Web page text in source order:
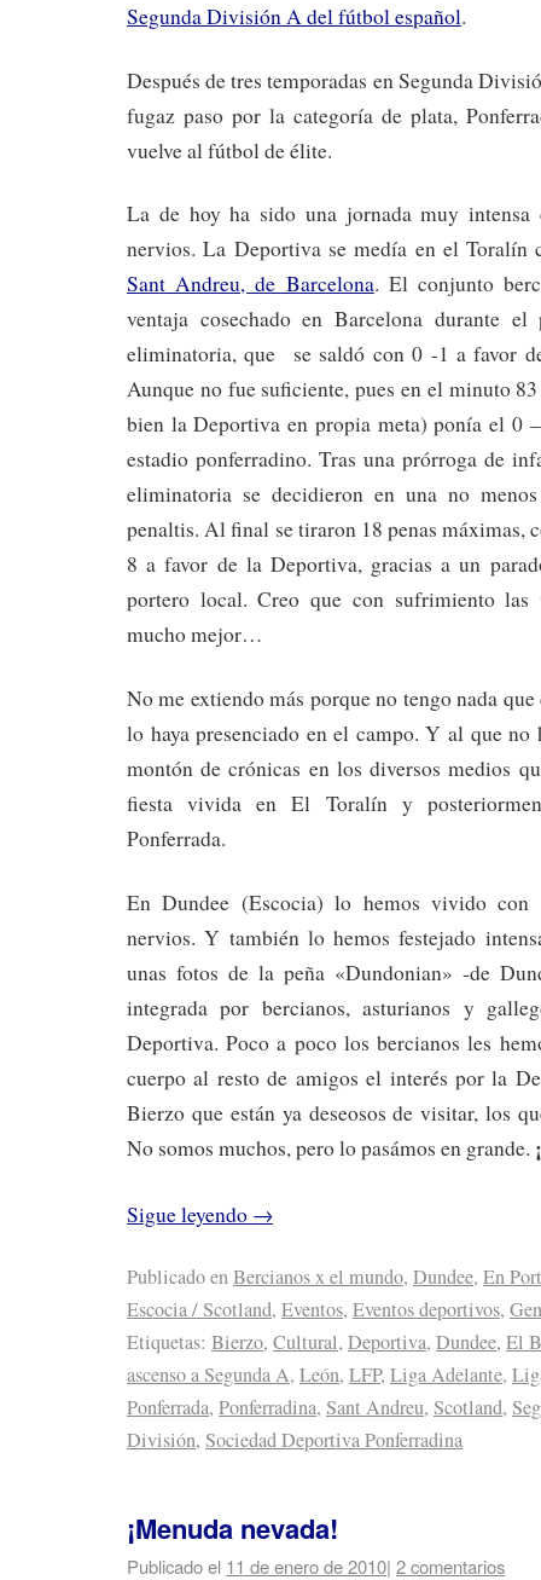
Segunda División A del fútbol español.
Después de tres temporadas en Segunda
fugaz paso por la categoría de plata,
vuelve al fútbol de élite.
La de hoy ha sido una jornada muy intensa
nervios. La Deportiva se medía en el
Sant Andreu, de Barcelona. El conjunto
ventaja cosechado en Barcelona durante
eliminatoria, que se saldó con 0 -1 a favor
Aunque no fue suficiente, pues en el minuto
bien la Deportiva en propia meta) ponía el 0
estadio ponferradino. Tras una prórroga de
eliminatoria se decidieron en una no
penaltis. Al final se tiraron 18 penas máximas,
8 a favor de la Deportiva, gracias a un
portero local. Creo que con sufrimiento las
mucho mejor…
No me extiendo más porque no tengo nada
lo haya presenciado en el campo. Y al que no
montón de crónicas en los diversos medios
fiesta vivida en El Toralín y
Ponferrada.
En Dundee (Escocia) lo hemos vivido con
nervios. Y también lo hemos festejado
unas fotos de la peña «Dundonian» -de
integrada por bercianos, asturianos y
Deportiva. Poco a poco los bercianos les
cuerpo al resto de amigos el interés por la
Bierzo que están ya deseosos de visitar, los
No somos muchos, pero lo pasámos en grande.
Sigue leyendo →
Publicado enBercianos x el mundo, Dundee, En
Escocia / Scotland, Eventos, Eventos deportivos,
Etiquetas: Bierzo, Cultural, Deportiva, Dundee, El
ascenso a Segunda A, León, LFP, Liga Adelante,
Ponferrada, Ponferradina, Sant Andreu, Scotland,
División, Sociedad Deportiva Ponferradina
¡Menuda nevada!
Publicado el 11 de enero de 2010| 2 comentarios